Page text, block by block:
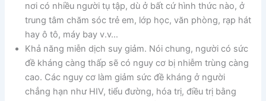
nơi có nhiều người tụ tập, dù ở bất cứ hình thức nào, ở
trung tâm chăm sóc trẻ em, lớp học, văn phòng, rạp hát
hay ô tô, máy bay v.v…
Khả năng miễn dịch suy giảm. Nói chung, người có sức
đề kháng càng thấp sẽ có nguy cơ bị nhiễm trùng càng
cao. Các nguy cơ làm giảm sức đề kháng ở người
chẳng hạn như HIV, tiểu đường, hóa trị, điều trị bằng